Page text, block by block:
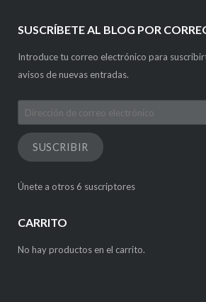
SUSCRÍBETE AL BLOG POR
Introduce tu correo electrónico para
avisos de nuevas entradas.
Dirección
de
correo
electrónico
SUSCRIBIR
Únete a otros 6 suscriptores
CARRITO
No hay productos en el carrito.